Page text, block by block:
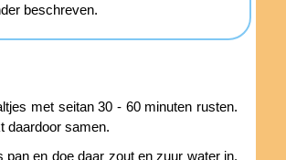
beschreven.
met seitan 30 - 60 minuten rusten.
daardoor samen.
pan en doe daar zout en zuur water in.